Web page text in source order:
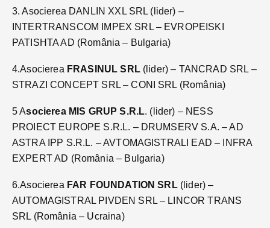
3. Asocierea DANLIN XXL SRL (lider) –
INTERTRANSCOM IMPEX SRL – EVROPEISKI
PATISHTA AD (România – Bulgaria)
4.Asocierea FRASINUL SRL (lider) – TANCRAD SRL –
STRAZI CONCEPT SRL – CONI SRL (România)
5 Asocierea MIS GRUP S.R.L. (lider) – NESS
PROIECT EUROPE S.R.L. – DRUMSERV S.A. – AD
ASTRA IPP S.R.L. – AVTOMAGISTRALI EAD – INFRA
EXPERT AD (România – Bulgaria)
6.Asocierea FAR FOUNDATION SRL(lider) –
AUTOMAGISTRAL PIVDEN SRL – LINCOR TRANS
SRL (România – Ucraina)